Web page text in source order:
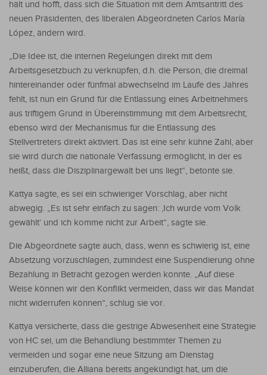
hält und hofft, dass sich die Situation mit dem Amtsantritt des
neuen Präsidenten, des liberalen Abgeordneten Carlos María
López, ändern wird.
„Die Idee ist, die internen Regelungen direkt mit dem
Arbeitsgesetzbuch zu verknüpfen, d.h. die Person, die dreimal
hintereinander oder fünfmal abwechselnd im Laufe des Jahres
fehlt, ist nun ein Grund für die Entlassung eines Arbeitnehmers
aus triftigem Grund in Übereinstimmung mit dem Arbeitsrecht;
ebenso wird der Mechanismus für die Entlassung des
Stellvertreters direkt aktiviert. Das ist eine sehr kühne Zahl, aber
sie wird durch die nationale Verfassung ermöglicht, in der es
heißt, dass die Disziplinargewalt bei uns liegt“, betonte sie.
Kattya sagte, es sei ein schwieriger Vorschlag, aber nicht
abwegig. „Es ist sehr einfach zu sagen: ‚Ich wurde vom Volk
gewählt‘ und ich komme nicht zur Arbeit“, sagte sie.
Die Abgeordnete sagte auch, dass, wenn es schwierig ist, eine
Absetzung vorzuschlagen, zumindest eine Suspendierung ohne
Bezahlung in Betracht gezogen werden könnte. „Auf diese
Weise können wir den Konflikt vermeiden, dass wir das Mandat
nicht widerrufen können“, schlug sie vor.
Kattya versicherte, dass die gestrige Abwesenheit eine Strategie
von HC sei, um die Behandlung bestimmter Themen zu
vermeiden und sogar eine neue Sitzung am Dienstag
einzuberufen, die Alliana bereits angekündigt hat, um die